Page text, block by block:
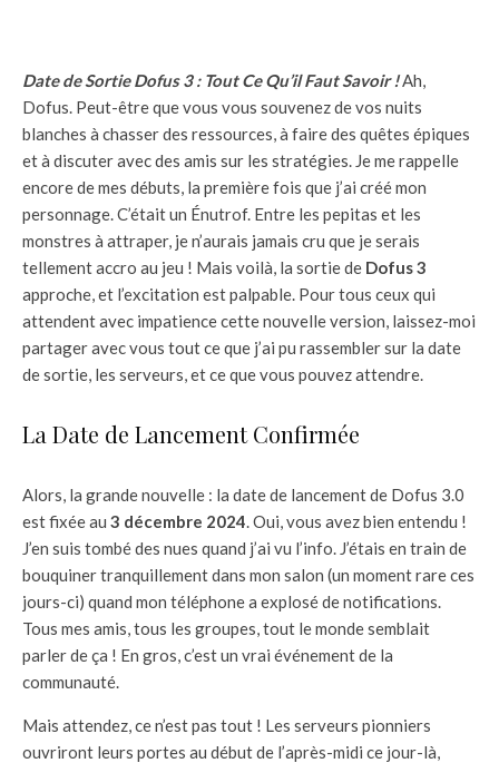
Date de Sortie Dofus 3 : Tout Ce Qu’il Faut Savoir !Ah,
Dofus. Peut-être que vous vous souvenez de vos nuits
blanches à chasser des ressources, à faire des quêtes épiques
et à discuter avec des amis sur les stratégies. Je me rappelle
encore de mes débuts, la première fois que j’ai créé mon
personnage. C’était un Énutrof. Entre les pepitas et les
monstres à attraper, je n’aurais jamais cru que je serais
tellement accro au jeu ! Mais voilà, la sortie de Dofus 3
approche, et l’excitation est palpable. Pour tous ceux qui
attendent avec impatience cette nouvelle version, laissez-moi
partager avec vous tout ce que j’ai pu rassembler sur la date
de sortie, les serveurs, et ce que vous pouvez attendre.
La Date de Lancement Confirmée
Alors, la grande nouvelle : la date de lancement de Dofus 3.0
est fixée au 3 décembre 2024 . Oui, vous avez bien entendu !
J’en suis tombé des nues quand j’ai vu l’info. J’étais en train de
bouquiner tranquillement dans mon salon (un moment rare ces
jours-ci) quand mon téléphone a explosé de notifications.
Tous mes amis, tous les groupes, tout le monde semblait
parler de ça ! En gros, c’est un vrai événement de la
communauté.
Mais attendez, ce n’est pas tout ! Les serveurs pionniers
ouvriront leurs portes au début de l’après-midi ce jour-là,